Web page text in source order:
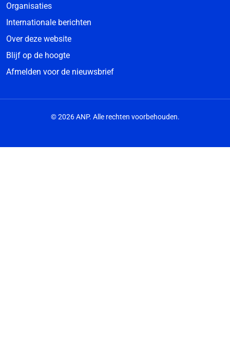
Organisaties
Internationale berichten
Over deze website
Blijf op de hoogte
Afmelden voor de nieuwsbrief
© 2026 ANP. Alle rechten voorbehouden.